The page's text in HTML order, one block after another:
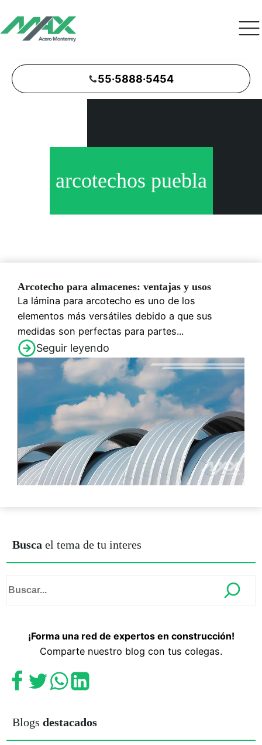
55·5888·5454
arcotechos puebla
Arcotecho para almacenes: ventajas y usos
La lámina para arcotecho es uno de los
elementos más versátiles debido a que sus
medidas son perfectas para partes...
Seguir leyendo
Busca el tema de tu interes
¡Forma una red de expertos en construcción!
Comparte nuestro blog con tus colegas.
Blogsdestacados